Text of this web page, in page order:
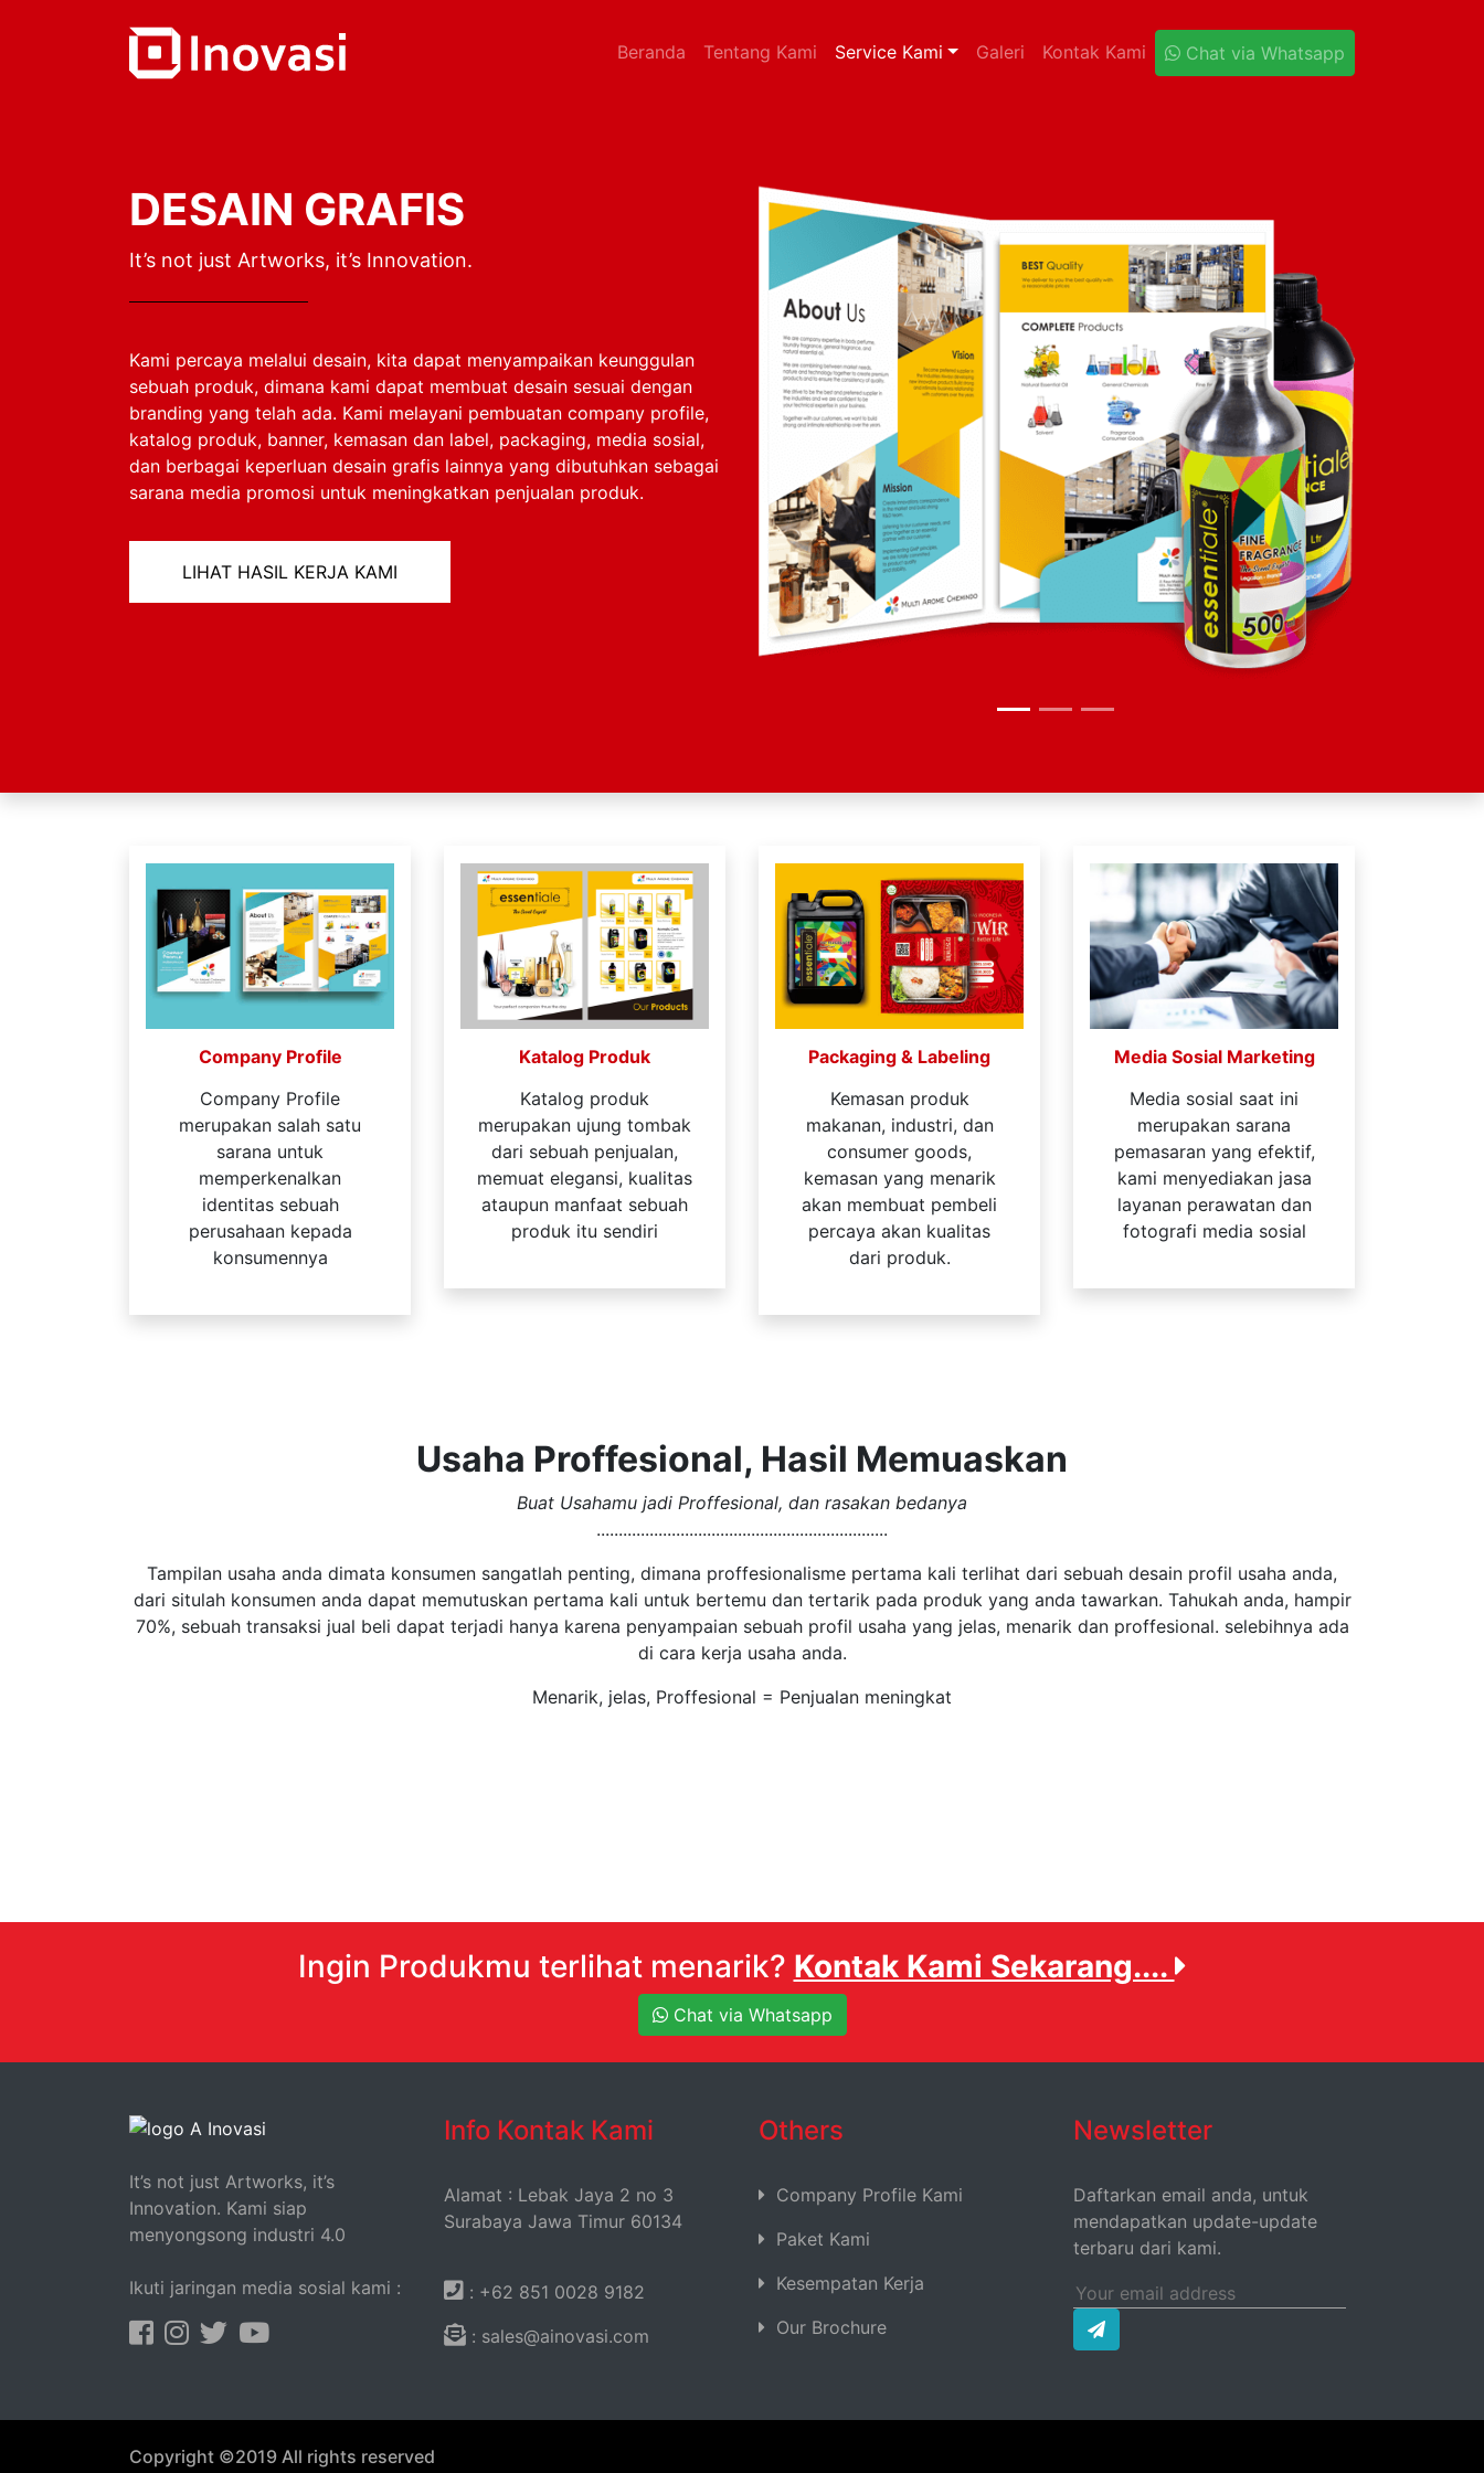
Beranda (current)
Tentang Kami Service Kami Galeri Kontak Kami Chat via Whatsapp
DESAIN GRAFIS
It’s not just Artworks, it’s Innovation.
Kami percaya melalui desain, kita dapat menyampaikan keunggulan
sebuah produk, dimana kami dapat membuat desain sesuai dengan
branding yang telah ada. Kami melayani pembuatan company profile,
katalog produk, banner, kemasan dan label, packaging, media sosial,
dan berbagai keperluan desain grafis lainnya yang dibutuhkan sebagai
sarana media promosi untuk meningkatkan penjualan produk.
LIHAT HASIL KERJA KAMI
Company Profile
Company Profile
merupakan salah satu
sarana untuk
memperkenalkan
identitas sebuah
perusahaan kepada
konsumennya
Katalog Produk
Katalog produk
merupakan ujung tombak
dari sebuah penjualan,
memuat elegansi, kualitas
ataupun manfaat sebuah
produk itu sendiri
Packaging & Labeling
Kemasan produk
makanan, industri, dan
consumer goods,
kemasan yang menarik
akan membuat pembeli
percaya akan kualitas
dari produk.
Media Sosial Marketing
Media sosial saat ini
merupakan sarana
pemasaran yang efektif,
kami menyediakan jasa
layanan perawatan dan
fotografi media sosial
Usaha Proffesional, Hasil Memuaskan
Buat Usahamu jadi Proffesional, dan rasakan bedanya
..................................................................
Tampilan usaha anda dimata konsumen sangatlah penting, dimana proffesionalisme pertama kali terlihat dari sebuah desain profil usaha anda,
dari situlah konsumen anda dapat memutuskan pertama kali untuk bertemu dan tertarik pada produk yang anda tawarkan. Tahukah anda, hampir
70%, sebuah transaksi jual beli dapat terjadi hanya karena penyampaian sebuah profil usaha yang jelas, menarik dan proffesional. selebihnya ada
di cara kerja usaha anda.
Menarik, jelas, Proffesional = Penjualan meningkat
Ingin Produkmu terlihat menarik? Kontak Kami Sekarang....
Chat via Whatsapp
It’s not just Artworks, it’s
Innovation. Kami siap
menyongsong industri 4.0
Ikuti jaringan media sosial kami :
Info Kontak Kami
Alamat : Lebak Jaya 2 no 3
Surabaya Jawa Timur 60134
: +62 851 0028 9182
: sales@ainovasi.com
Others
Company Profile Kami
Paket Kami
Kesempatan Kerja
Our Brochure
Newsletter
Daftarkan email anda, untuk
mendapatkan update-update
terbaru dari kami.
Copyright ©2019 All rights reserved